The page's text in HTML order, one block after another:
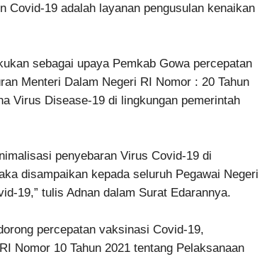
Covid-19 adalah layanan pengusulan kenaikan
sebagai upaya Pemkab Gowa percepatan
Menteri Dalam Negeri RI Nomor : 20 Tahun
Virus Disease-19 di lingkungan pemerintah
penyebaran Virus Covid-19 di
disampaikan kepada seluruh Pegawai Negeri
19,” tulis Adnan dalam Surat Edarannya.
percepatan vaksinasi Covid-19,
Nomor 10 Tahun 2021 tentang Pelaksanaan